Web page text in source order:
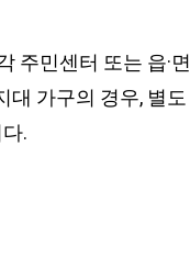
주민센터 또는 읍·면
가구의 경우, 별도
.